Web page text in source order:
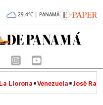
29.4°C | PANAMÁ
La Llorona Venezuela José